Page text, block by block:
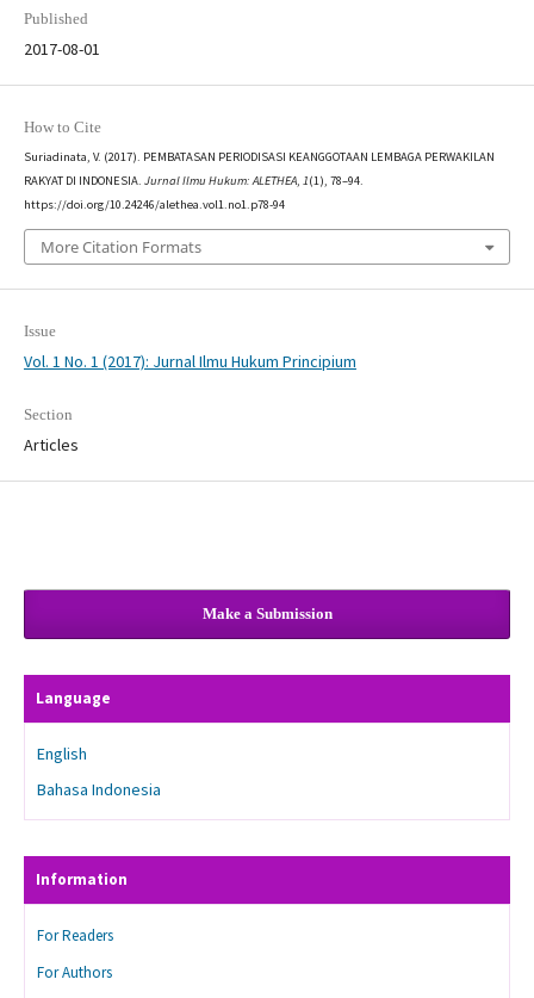
Published
2017-08-01
How to Cite
Suriadinata, V. (2017). PEMBATASAN PERIODISASI KEANGGOTAAN LEMBAGA PERWAKILAN
RAKYAT DI INDONESIA. Jurnal Ilmu Hukum: ALETHEA, 1(1), 78–94.
https://doi.org/10.24246/alethea.vol1.no1.p78-94
More Citation Formats
Issue
Vol. 1 No. 1 (2017): Jurnal Ilmu Hukum Principium
Section
Articles
Make a Submission
Language
English
Bahasa Indonesia
Information
For Readers
For Authors